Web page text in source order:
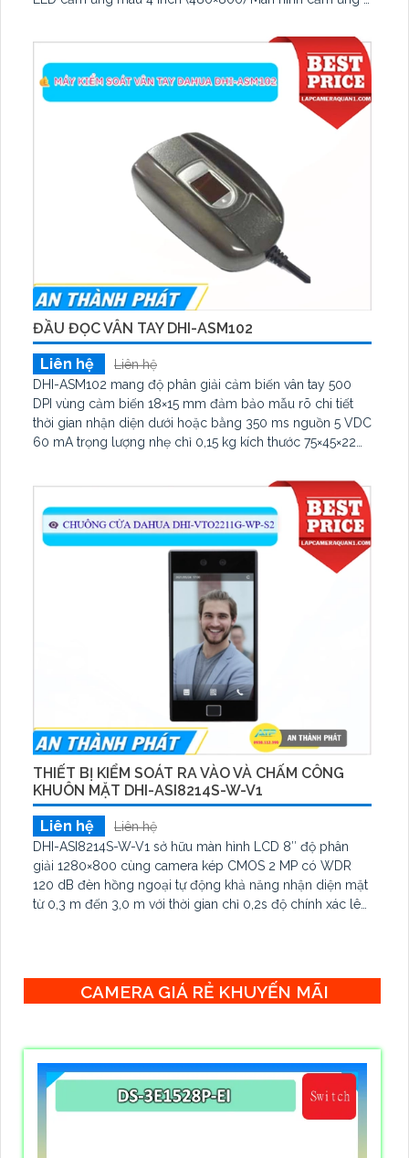
ĐẦU ĐỌC VÂN TAY DHI-ASM102
Liên hệ
Liên hệ
DHI-ASM102 mang độ phân giải cảm biến vân tay 500
DPI vùng cảm biến 18×15 mm đảm bảo mẫu rõ chi tiết
thời gian nhận diện dưới hoặc bằng 350 ms nguồn 5 VDC
60 mA trọng lượng nhẹ chỉ 0,15 kg kích thước 75×45×22
THIẾT BỊ KIỂM SOÁT RA VÀO VÀ CHẤM CÔNG
KHUÔN MẶT DHI-ASI8214S-W-V1
Liên hệ
Liên hệ
DHI-ASI8214S-W-V1 sở hữu màn hình LCD 8″ độ phân
giải 1280×800 cùng camera kép CMOS 2 MP có WDR
120 dB đèn hồng ngoại tự động khả năng nhận diện mặt
từ 0,3 m đến 3,0 m với thời gian chỉ 0,2s độ chính xác lên
CAMERA GIÁ RẺ KHUYẾN MÃI